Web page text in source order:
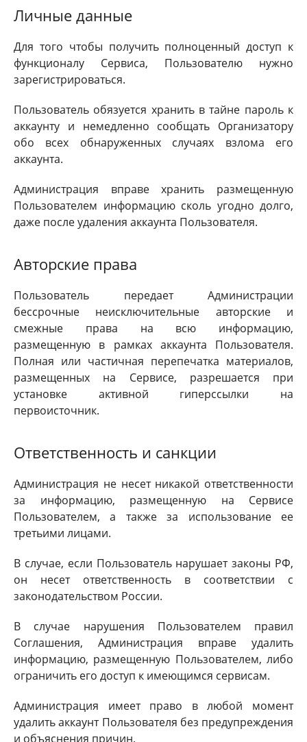
Личные данные
Для того чтобы получить полноценный доступ к
функционалу Сервиса, Пользователю нужно
зарегистрироваться.
Пользователь обязуется хранить в тайне пароль к
аккаунту и немедленно сообщать Организатору
обо всех обнаруженных случаях взлома его
аккаунта.
Администрация вправе хранить размещенную
Пользователем информацию сколь угодно долго,
даже после удаления аккаунта Пользователя.
Авторские права
Пользователь передает Администрации
бессрочные неисключительные авторские и
смежные права на всю информацию,
размещенную в рамках аккаунта Пользователя.
Полная или частичная перепечатка материалов,
размещенных на Сервисе, разрешается при
установке активной гиперссылки на
первоисточник.
Ответственность и санкции
Администрация не несет никакой ответственности
за информацию, размещенную на Сервисе
Пользователем, а также за использование ее
третьими лицами.
В случае, если Пользователь нарушает законы РФ,
он несет ответственность в соответствии с
законодательством России.
В случае нарушения Пользователем правил
Соглашения, Администрация вправе удалить
информацию, размещенную Пользователем, либо
ограничить его доступ к имеющимся сервисам.
Администрация имеет право в любой момент
удалить аккаунт Пользователя без предупреждения
и объяснения причин.